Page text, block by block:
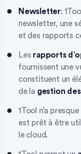
Newsletter:
newsletter, une
et des rapports
Les rapports
fournissent une
constituent un
de la gestion
1Tool n’a presque
est prêt à être
le cloud.